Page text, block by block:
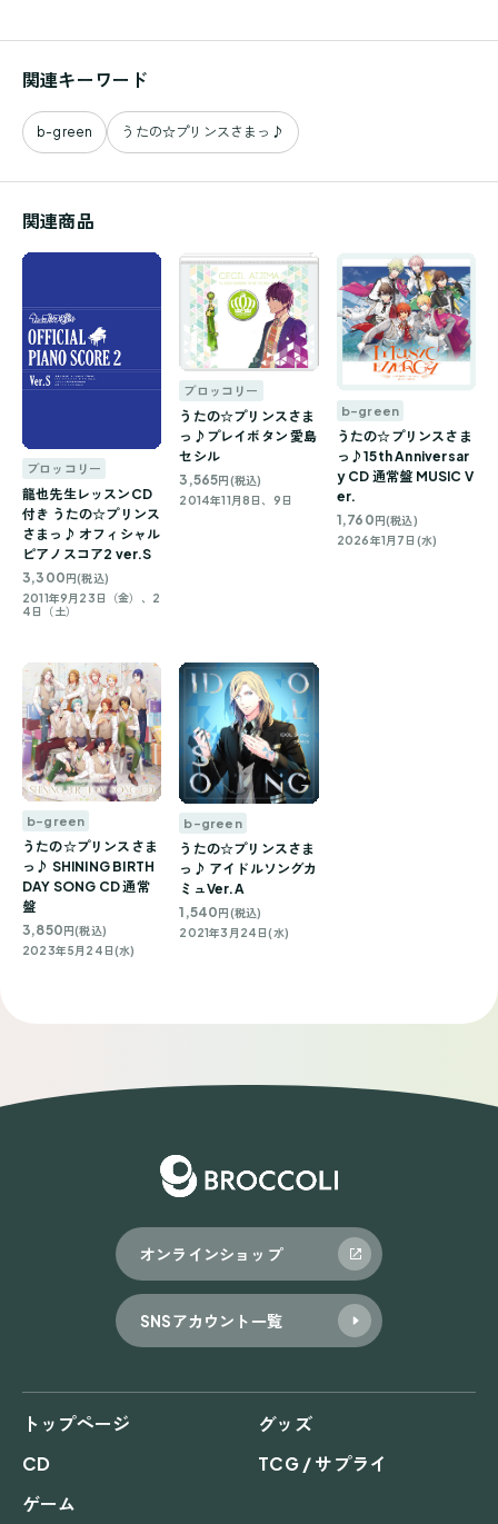
関連キーワード
b-green うたの☆プリンスさまっ♪
関連商品
ブロッコリー
龍也先生レッスンCD
付き うたの☆プリンス
さまっ♪ オフィシャル
ピアノスコア2 ver.S
3,300円(税込)
2011年9月23日（金）、2
4日（土）
ブロッコリー
うたの☆プリンスさま
っ♪プレイボタン 愛島
セシル
3,565円(税込)
2014年11月8日、9日
b-green
うたの☆プリンスさま
っ♪15th Anniversar
y CD 通常盤 MUSIC V
er.
1,760円(税込)
2026年1月7日(水)
b-green
うたの☆プリンスさま
っ♪ SHINING BIRTH
DAY SONG CD 通常
盤
3,850円(税込)
2023年5月24日(水)
b-green
うたの☆プリンスさま
っ♪ アイドルソングカ
ミュVer.A
1,540円(税込)
2021年3月24日(水)
オンラインショップ
SNSアカウント一覧
トップページ
グッズ
CD
TCG / サプライ
ゲーム